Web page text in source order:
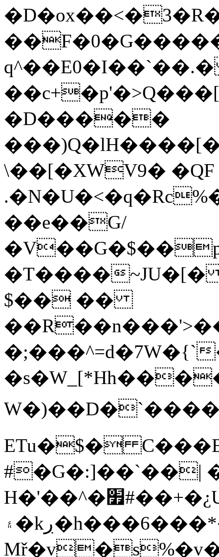
�D�����
\��[�XWV9�
��e��G/
�T����~JU�[�
$�� ��
ETu�$�
#�G�:]��`��|
H�'��^�׿#��+�¿U�ߚ���!^ͱS�y�����*���VK�,�<)kq�K�Z���
۽�kڔ�h���6���*��H��